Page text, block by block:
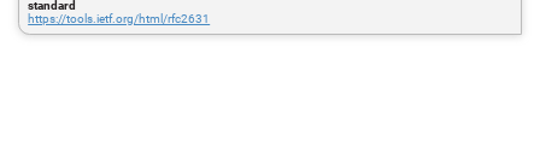
standard
https://tools.ietf.org/html/rfc2631